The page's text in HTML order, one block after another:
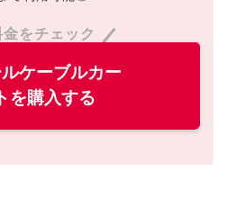
金をチェック
ケーブルカー
を購入する